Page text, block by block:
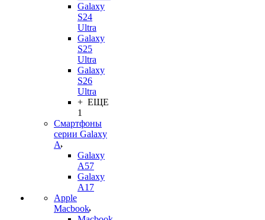
Galaxy
S24
Ultra
Galaxy
S25
Ultra
Galaxy
S26
Ultra
+ ЕЩЕ
1
Смартфоны
серии Galaxy
A
Galaxy
A57
Galaxy
A17
Apple
Macbook